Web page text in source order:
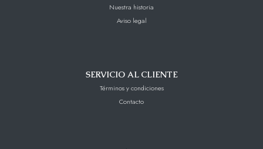
Nuestra historia
Aviso legal
SERVICIO AL CLIENTE
Términos y condiciones
Contacto